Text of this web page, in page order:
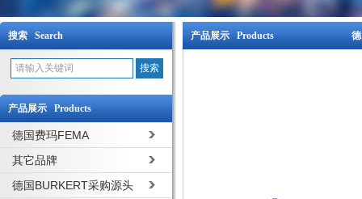
搜索 Search
产品展示 Products
德国费玛FEMA
其它品牌
德国BURKERT采购源头
产品展示 Products